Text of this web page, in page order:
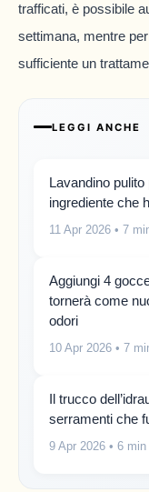
trafficati, è possibile
settimana, mentre
sufficiente un
LEGGI ANCHE
Lavandino
ingrediente che
11 Apr 2026 • 7
Aggiungi 4
tornerà come
odori
10 Apr 2026 • 7
Il trucco
serramenti che
9 Apr 2026 • 6